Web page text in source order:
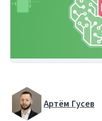
Артём Гусев